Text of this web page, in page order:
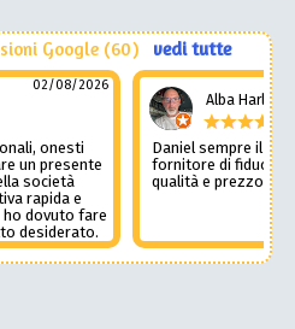
Google (60) vedi tutte
02/08/2026
onesti
un presente
società
rapida e
dovuto fare
desiderato.
rara e
ancora in
Alba Harley
Daniel sempre il
fornitore di fiducia
qualità e prezzo